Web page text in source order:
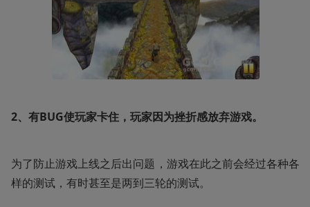
2、有BUG使玩家卡住，玩家因为挫折感放弃游戏。
为了防止游戏上线之后出问题，游戏在此之前会经过各种各
样的测试，有时甚至是两到三轮的测试。